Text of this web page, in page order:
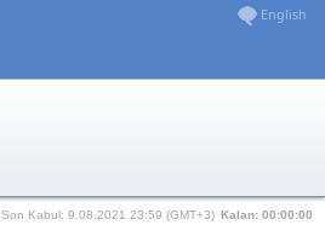
English
00:00:00
Kalan:
Son Kabul: 9.08.2021 23:59 (GMT+3)